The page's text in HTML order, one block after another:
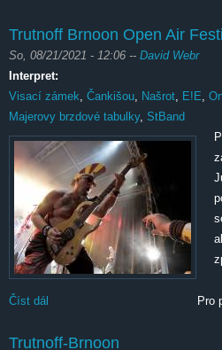
Trutnoff Brnoon Open Air
So, 08/21/2021 - 12:06 -- David Webr
Interpret:
Visací zámek Čankišou Našrot E!E
Majerovy brzdové tabulky, StBand
Číst dál Trutnoff Brnoon Open Air Pro
Trutnoff-Brnoon